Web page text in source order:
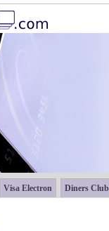
Visa Electron Diners Club